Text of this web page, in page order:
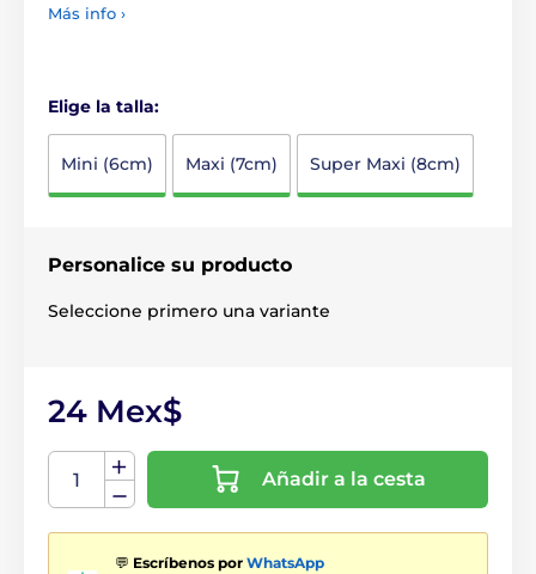
Más info ›
Elige la talla:
Mini (6cm) Maxi (7cm) Super Maxi (8cm)
Personalice su producto
Seleccione primero una variante
24 Mex$
Añadir a la cesta
💬 Escríbenos por WhatsApp